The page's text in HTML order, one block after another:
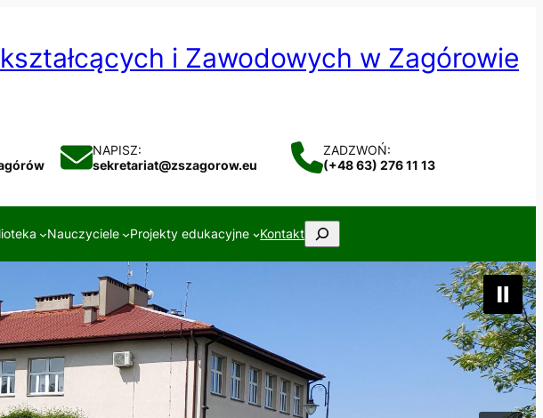
i Zawodowych w Zagórowie
NAPISZ:
sekretariat@zszagorow.eu
ZADZWOŃ:
(+48 63) 276 11 13
Nauczyciele Projekty edukacyjne KontaktSzukaj